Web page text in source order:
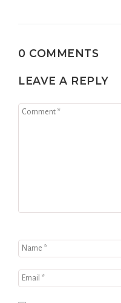
0 COMMENTS
LEAVE A REPLY